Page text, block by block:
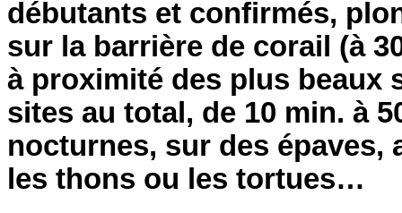
débutants et confirmés,
sur la barrière de corail (à
à proximité des plus beaux
sites au total, de 10 min. à
nocturnes, sur des épaves,
les thons ou les tortues…